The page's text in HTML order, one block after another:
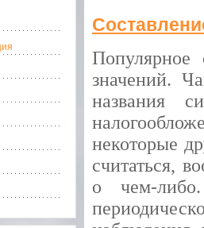
Популярное
значений.
названия
некоторые
считаться,
о чем-